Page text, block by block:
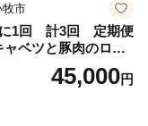
牧市
1回 計3回 定期便
ャベツと豚肉のロー
ツ（6P入り）
45,000円